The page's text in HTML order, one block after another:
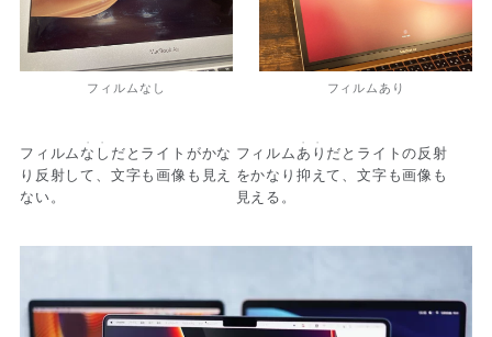
フィルムなし フィルムあり
フィルム なし
・・
だとライトがかな
り反射して、文字も画像も見え
ない。
フィルム あり
・・
だとライトの反射
をかなり抑えて、文字も画像も
見える。